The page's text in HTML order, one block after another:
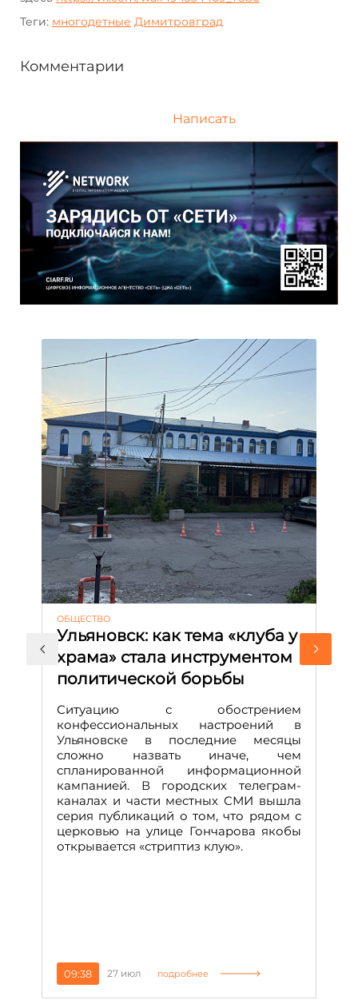
Теги: многодетные Димитровград
Комментарии
Написать
ОБЩЕСТВО
Ульяновск: как тема «клуба у
храма» стала инструментом
политической борьбы
Ситуацию с обострением
конфессиональных настроений в
Ульяновске в последние месяцы
сложно назвать иначе, чем
спланированной информационной
кампанией. В городских телеграм-
каналах и части местных СМИ вышла
серия публикаций о том, что рядом с
церковью на улице Гончарова якобы
открывается «стриптиз клую».
09:38 27 июл подробнее